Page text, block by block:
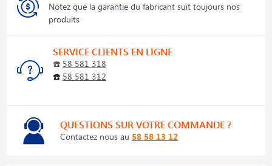
Notez que la garantie du fabricant suit toujours nos
produits
SERVICE CLIENTS EN LIGNE
☎️ 58 581 318
☎️ 58 581 312
QUESTIONS SUR VOTRE COMMANDE ?
Contactez nous au 58 58 13 12